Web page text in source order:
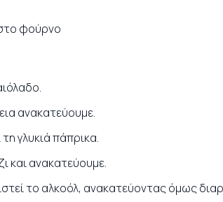
φούρνο
ανακατεύουμε.
γλυκιά πάπρικα.
και ανακατεύουμε.
το αλκοόλ, ανακατεύοντας όμως